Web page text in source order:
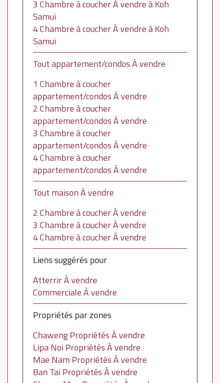
3 Chambre à coucher À vendre à Koh
Samui
4 Chambre à coucher À vendre à Koh
Samui
Tout appartement/condos À vendre
1 Chambre à coucher
appartement/condos À vendre
2 Chambre à coucher
appartement/condos À vendre
3 Chambre à coucher
appartement/condos À vendre
4 Chambre à coucher
appartement/condos À vendre
Tout maison À vendre
2 Chambre à coucher À vendre
3 Chambre à coucher À vendre
4 Chambre à coucher À vendre
Liens suggérés pour
Atterrir À vendre
Commerciale À vendre
Propriétés par zones
Chaweng Propriétés À vendre
Lipa Noi Propriétés À vendre
Mae Nam Propriétés À vendre
Ban Tai Propriétés À vendre